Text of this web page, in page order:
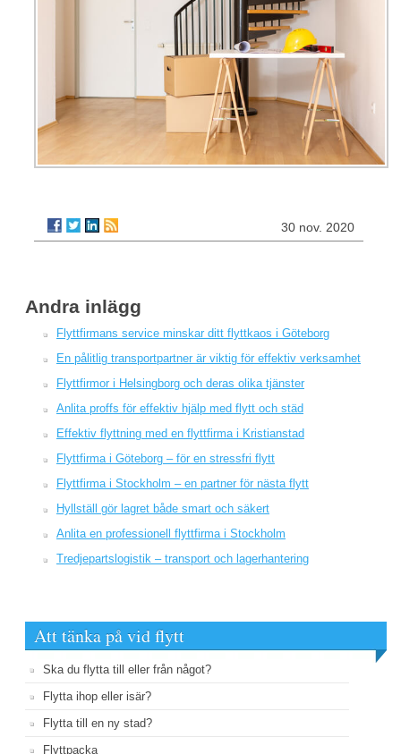
30 nov. 2020
Andra inlägg
Flyttfirmans service minskar ditt flyttkaos i Göteborg
En pålitlig transportpartner är viktig för effektiv verksamhet
Flyttfirmor i Helsingborg och deras olika tjänster
Anlita proffs för effektiv hjälp med flytt och städ
Effektiv flyttning med en flyttfirma i Kristianstad
Flyttfirma i Göteborg – för en stressfri flytt
Flyttfirma i Stockholm – en partner för nästa flytt
Hyllställ gör lagret både smart och säkert
Anlita en professionell flyttfirma i Stockholm
Tredjepartslogistik – transport och lagerhantering
Att tänka på vid flytt
Ska du flytta till eller från något?
Flytta ihop eller isär?
Flytta till en ny stad?
Flyttpacka